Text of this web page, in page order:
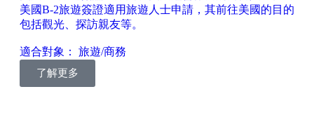
美國B-2旅遊簽證適用旅遊人士申請，其前往美國的目的
包括觀光、探訪親友等。
適合對象： 旅遊/商務
了解更多